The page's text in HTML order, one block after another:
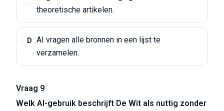
theoretische artikelen.
D
AI vragen alle bronnen in een lijst te
verzamelen.
Vraag 9
Welk AI-gebruik beschrijft De Wit als nuttig zonder